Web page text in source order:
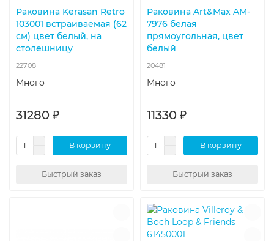
Раковина Kerasan Retro
103001 встраиваемая (62
см) цвет белый, на
столешницу
22708
Много
31280 ₽
В корзину
Быстрый заказ
Раковина Art&Max AM-
7976 белая
прямоугольная, цвет
белый
20481
Много
11330 ₽
В корзину
Быстрый заказ